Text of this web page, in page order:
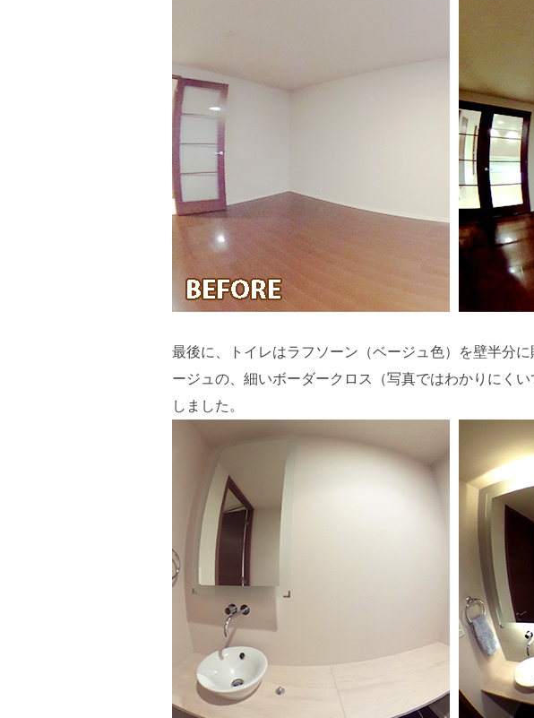
最後に、トイレはラフソーン（ベージュ色）を壁半分
ージュの、細いボーダークロス（写真ではわかりにく
しました。